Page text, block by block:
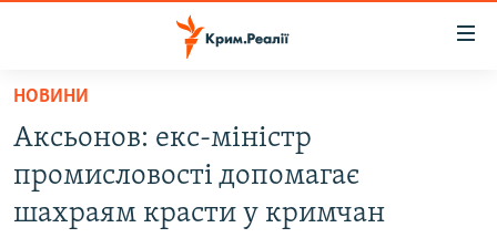
Перейти
основного
матеріалу
Перейти
до
ВІДЕО ТА ФОТО
НОВИНИ
Аксьонов: екс-міністр
промисловості допомагає
шахраям красти у кримчан